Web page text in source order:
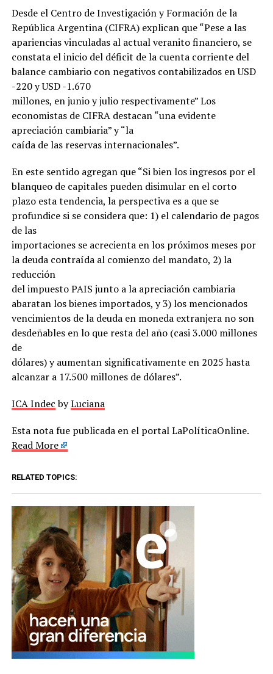
Desde el Centro de Investigación y Formación de la
República Argentina (CIFRA) explican que “Pese a las
apariencias vinculadas al actual veranito financiero, se
constata el inicio del déficit de la cuenta corriente del
balance cambiario con negativos contabilizados en USD
-220 y USD -1.670
millones, en junio y julio respectivamente” Los
economistas de CIFRA destacan “una evidente
apreciación cambiaria” y “la
caída de las reservas internacionales”.
En este sentido agregan que “Si bien los ingresos por el
blanqueo de capitales pueden disimular en el corto
plazo esta tendencia, la perspectiva es a que se
profundice si se considera que: 1) el calendario de pagos
de las
importaciones se acrecienta en los próximos meses por
la deuda contraída al comienzo del mandato, 2) la
reducción
del impuesto PAIS junto a la apreciación cambiaria
abaratan los bienes importados, y 3) los mencionados
vencimientos de la deuda en moneda extranjera no son
desdeñables en lo que resta del año (casi 3.000 millones
de
dólares) y aumentan significativamente en 2025 hasta
alcanzar a 17.500 millones de dólares”.
ICA IndecbyLuciana
Esta nota fue publicada en el portal LaPolíticaOnline.
Read More
RELATED TOPICS: